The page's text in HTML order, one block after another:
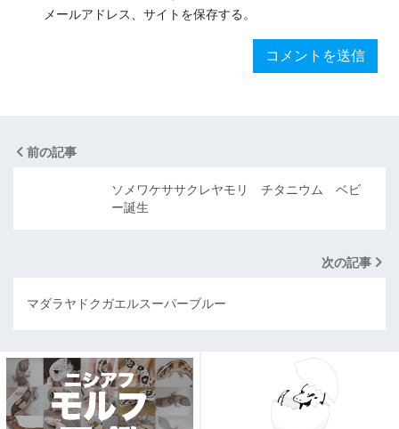
メールアドレス、サイトを保存する。
前の記事
ソメワケササクレヤモリ チタニウム ベビ
ー誕生
次の記事
マダラヤドクガエルスーパーブルー